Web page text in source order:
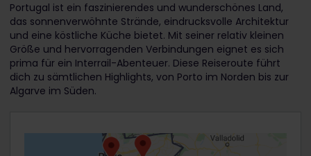
Portugal ist ein faszinierendes und wunderschönes Land,
das sonnenverwöhnte Strände, eindrucksvolle Architektur
und eine köstliche Küche bietet. Mit seiner relativ kleinen
Größe und hervorragenden Verbindungen eignet es sich
prima für ein Interrail-Abenteuer. Diese Reiseroute führt
dich zu sämtlichen Highlights, von Porto im Norden bis zur
Algarve im Süden.